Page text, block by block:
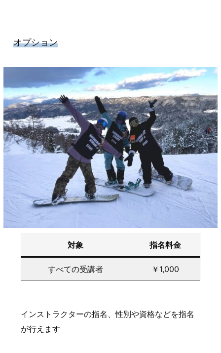
オプション
対象 指名料金
すべての受講者 ￥1,000
インストラクターの指名、性別や資格などを指名
が行えます